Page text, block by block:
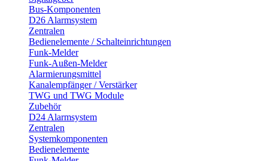
Bus-Komponenten
D26 Alarmsystem
Zentralen
Bedienelemente / Schalteinrichtungen
Funk-Melder
Funk-Außen-Melder
Alarmierungsmittel
Kanalempfänger / Verstärker
TWG und TWG Module
Zubehör
D24 Alarmsystem
Zentralen
Systemkomponenten
Bedienelemente